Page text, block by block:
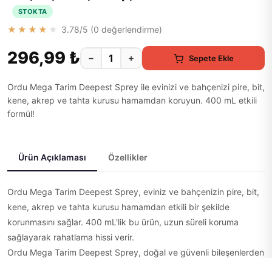
STOKTA
★★★★★ 3.78/5 (0 değerlendirme)
296,99 ₺ − + Sepete Ekle
Ordu Mega Tarim Deepest Sprey ile evinizi ve bahçenizi pire, bit,
kene, akrep ve tahta kurusu hamamdan koruyun. 400 mL etkili
formül!
Ürün Açıklaması Özellikler
Ordu Mega Tarim Deepest Sprey, eviniz ve bahçenizin pire, bit,
kene, akrep ve tahta kurusu hamamdan etkili bir şekilde
korunmasını sağlar. 400 mL'lik bu ürün, uzun süreli koruma
sağlayarak rahatlama hissi verir.
Ordu Mega Tarim Deepest Sprey, doğal ve güvenli bileşenlerden